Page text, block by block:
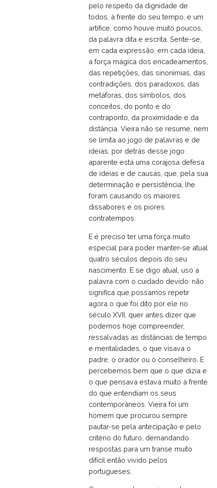
pelo respeito da dignidade de
todos, à frente do seu tempo, e um
artífice, como houve muito poucos,
da palavra dita e escrita. Sente-se,
em cada expressão, em cada ideia,
a força mágica dos encadeamentos,
das repetições, das sinonímias, das
contradições, dos paradoxos, das
metáforas, dos símbolos, dos
conceitos, do ponto e do
contraponto, da proximidade e da
distância. Vieira não se resume, nem
se limita ao jogo de palavras e de
ideias, por detrás desse jogo
aparente está uma corajosa defesa
de ideias e de causas, que, pela sua
determinação e persistência, lhe
foram causando os maiores
dissabores e os piores
contratempos.
E é preciso ter uma força muito
especial para poder manter-se atual
quatro séculos depois do seu
nascimento. E se digo atual, uso a
palavra com o cuidado devido: não
significa que possamos repetir
agora o que foi dito por ele no
século XVII, quer antes dizer que
podemos hoje compreender,
ressalvadas as distâncias de tempo
e mentalidades, o que visava o
padre, o orador ou o conselheiro. E
percebemos bem que o que dizia e
o que pensava estava muito à frente
do que entendiam os seus
contemporâneos. Vieira foi um
homem que procurou sempre
pautar-se pela antecipação e pelo
critério do futuro, demandando
respostas para um transe muito
difícil então vivido pelos
portugueses.